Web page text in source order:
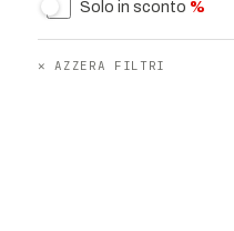
Solo in sconto %
✕AZZERA FILTRI